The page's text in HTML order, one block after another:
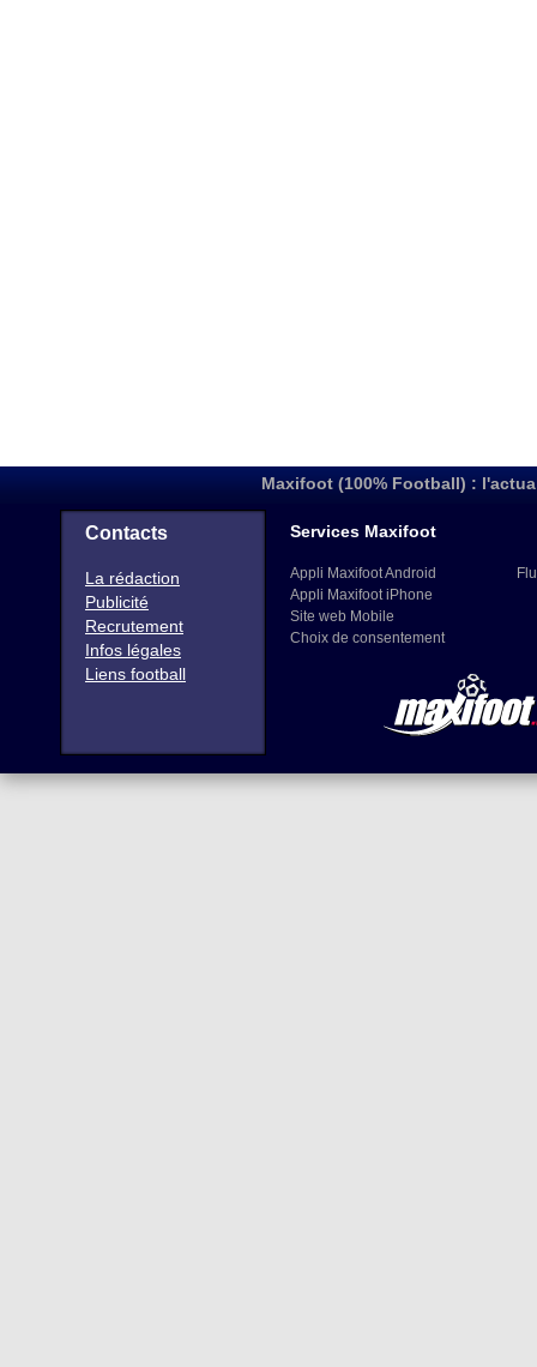
Maxifoot (100% Football) :
Contacts
La rédaction
Publicité
Recrutement
Infos légales
Liens football
Services Maxifoot
Appli Maxifoot Android
Appli Maxifoot iPhone
Site web Mobile
Choix de consentement